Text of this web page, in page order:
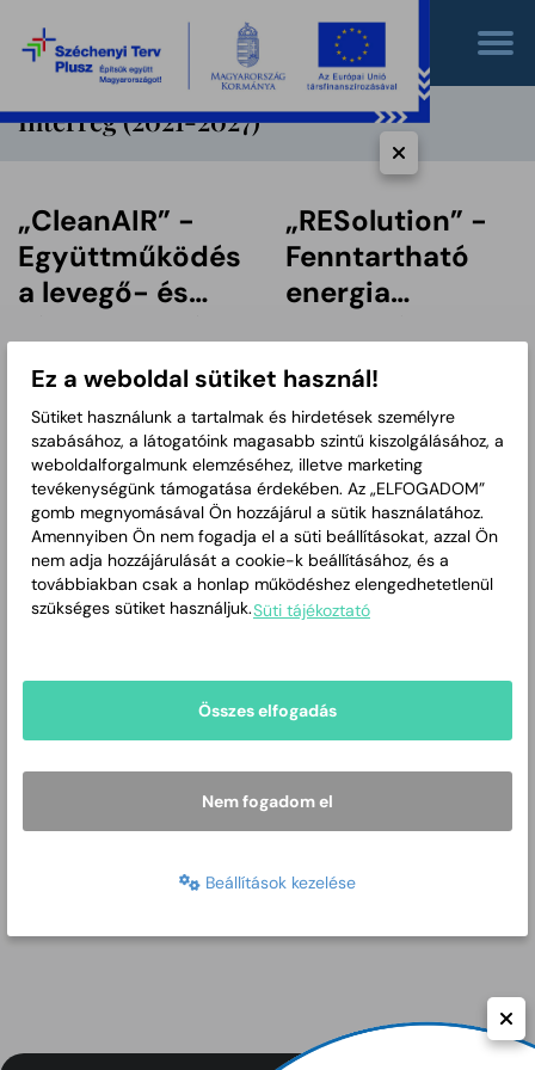
Interreg (2021-2027)
„CleanAIR” -
Együttműködés
a levegő- és
csökkentésére
Nagyvárad és
Békéscsaba
városi területein
száma: ROHU00401
Bővebben
„RESolution” -
Fenntartható
energia
határon átnyúló
térségben
száma: ROHU00103
Bővebben
Interreg Danube
DRP0200271 – StoreMore
Bővebben
Ez a weboldal sütiket használ!
Sütiket használunk a tartalmak és hirdetések személyre
szabásához, a látogatóink magasabb szintű kiszolgálásához, a
weboldalforgalmunk elemzéséhez, illetve marketing
tevékenységünk támogatása érdekében. Az „ELFOGADOM”
gomb megnyomásával Ön hozzájárul a sütik használatához.
Amennyiben Ön nem fogadja el a süti beállításokat, azzal Ön
nem adja hozzájárulását a cookie-k beállításához, és a
továbbiakban csak a honlap működéshez elengedhetetlenül
szükséges sütiket használjuk.Süti tájékoztató
Összes elfogadás
Nem fogadom el
Beállítások kezelése